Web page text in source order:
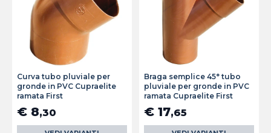
Curva tubo pluviale per
gronde in PVC Cupraelite
ramata First
€ 8,30
Braga semplice 45° tubo
pluviale per gronde in PVC
ramata Cupraelite First
€ 17,65